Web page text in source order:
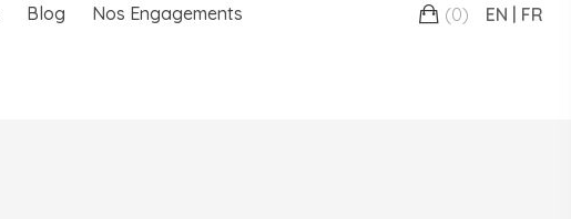
Blog Nos Engagements (0) EN FR